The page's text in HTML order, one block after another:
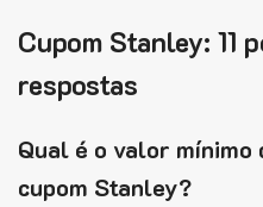
Cupom Stanley: 11
respostas
Qual é o valor mínimo
cupom Stanley?